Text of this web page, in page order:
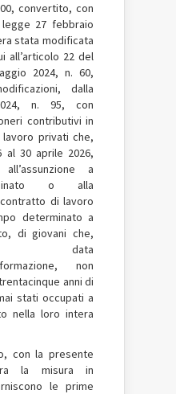
convertito, con
27 febbraio
stata modificata
all’articolo 22 del
2024, n. 60,
dalla
n. 95, con
contributivi in
privati che,
al 30 aprile 2026,
a
o alla
di lavoro
determinato a
di giovani che,
non
anni di
stati occupati a
nella loro intera
con la presente
la misura in
le prime